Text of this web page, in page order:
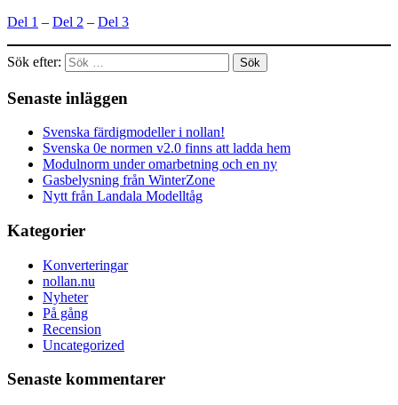
Del 1 – Del 2 – Del 3
Sök efter:
Senaste inläggen
Svenska färdigmodeller i nollan!
Svenska 0e normen v2.0 finns att ladda hem
Modulnorm under omarbetning och en ny
Gasbelysning från WinterZone
Nytt från Landala Modelltåg
Kategorier
Konverteringar
nollan.nu
Nyheter
På gång
Recension
Uncategorized
Senaste kommentarer